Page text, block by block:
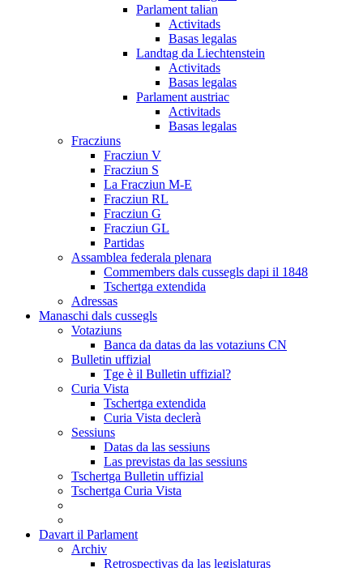
Parlament talian
Activitads
Basas legalas
Landtag da Liechtenstein
Activitads
Basas legalas
Parlament austriac
Activitads
Basas legalas
Fracziuns
Fracziun V
Fracziun S
La Fracziun M-E
Fracziun RL
Fracziun G
Fracziun GL
Partidas
Assamblea federala plenara
Commembers dals cussegls dapi il 1848
Tschertga extendida
Adressas
Manaschi dals cussegls
Votaziuns
Banca da datas da las votaziuns CN
Bulletin uffizial
Tge è il Bulletin uffizial?
Curia Vista
Tschertga extendida
Curia Vista declerà
Sessiuns
Datas da las sessiuns
Las previstas da las sessiuns
Tschertga Bulletin uffizial
Tschertga Curia Vista
Davart il Parlament
Archiv
Retrospectivas da las legislaturas